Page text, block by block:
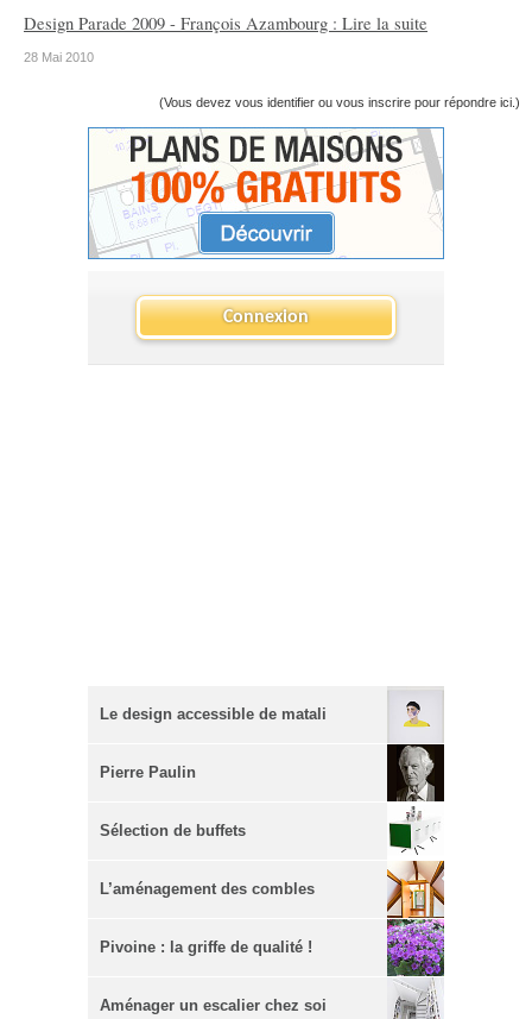
Design Parade 2009 - François Azambourg : Lire la suite
28 Mai 2010
(Vous devez vous identifier ou vous inscrire pour répondre ici.)
Connexion
Le design accessible de matali
Pierre Paulin
Sélection de buffets
L’aménagement des combles
Pivoine : la griffe de qualité !
Aménager un escalier chez soi